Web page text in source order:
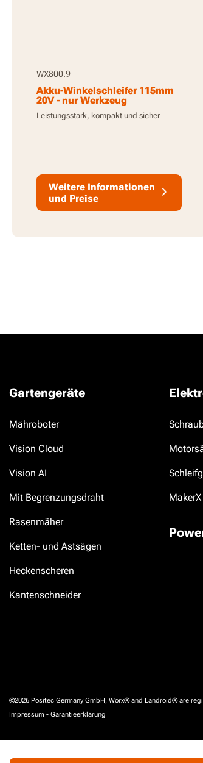
WX800.9
Akku-Winkelschleifer 115mm
20V - nur Werkzeug
Leistungsstark, kompakt und sicher
Weitere Informationen
und Preise
Gartengeräte
Mähroboter
Vision Cloud
Vision AI
Mit Begrenzungsdraht
Rasenmäher
Ketten- und Astsägen
Heckenscheren
Kantenschneider
MakerX
©2026 Positec Germany GmbH, Worx® and Landroid® are
Impressum - Garantieerklärung